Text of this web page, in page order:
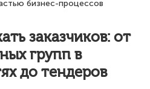
бизнес-процессов
заказчиков: от
групп в
до тендеров